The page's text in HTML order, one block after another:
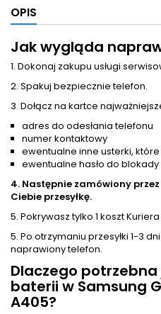
OPIS
Jak wygląda
1. Dokonaj zakupu usługi
2. Spakuj bezpiecznie telefon.
3. Dołącz na kartce
adres do odesłania telefonu
numer kontaktowy
ewentualne inne usterki,
ewentualne hasło do
4. Następnie zamówiony
Ciebie przesyłkę.
5. Pokrywasz tylko 1 koszt Kuriera
5. Po otrzymaniu przesyłki 1-3
naprawiony telefon.
Dlaczego
baterii w Samsung
A405?